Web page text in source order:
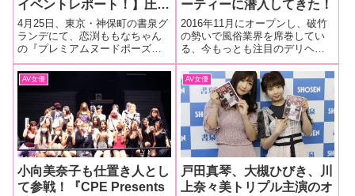
イベントレポート！】圧巻
のOカップボディが魅せる
究極表現！ 多角的なポー
ズと繊細な身体のラインに
視線くぎ付け！
4月25日、東京・神保町の書泉グ
ランデにて、恋渕ももなちゃん
の『プレミアムヌードポーズブ
ック 恋渕ももな』発売記念イベ
ントが開催されました。会場に
登場したももなちゃんは、柔ら
かな笑顔と存在感のあるグラマ
ラスなスタイルでファンを魅
了。目を引く
ーティーに潜入してきた！
2016年11月にオープンし、破竹
の勢いで風俗業界を席巻してい
る、今もっとも注目のデリヘル
店・池袋サイドラインがこのた
び2周年を迎えた。「副業女子専
門デリヘル」と銘打たれたこの
店では、ほかに本業を持つから
こそ深い魅力を持った兼業デリ
ヘル嬢が
AV女優
小向美奈子も仕置き人とし
て参戦！『CPE Presents
AV女優
戸田真琴、大槻ひびき、川
上奈々美トリプル主演のオ